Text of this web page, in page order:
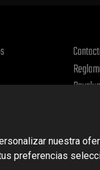
nuestra
preferencias